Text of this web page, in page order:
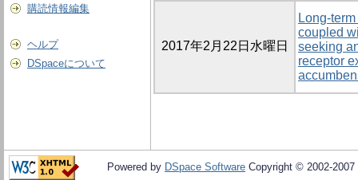
購読情報編集
ヘルプ
DSpaceについて
2017年2月22日水曜日
Long-
coupled
seeking
receptor
Powered by DSpace Software Copyright © 2002-2007